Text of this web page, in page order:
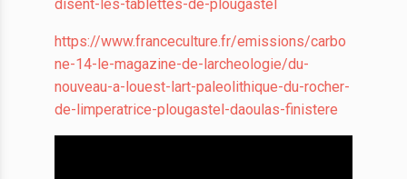
disent-les-tablettes-de-plougastel
https://www.franceculture.fr/emissions/carbo
ne-14-le-magazine-de-larcheologie/du-
nouveau-a-louest-lart-paleolithique-du-rocher-
de-limperatrice-plougastel-daoulas-finistere